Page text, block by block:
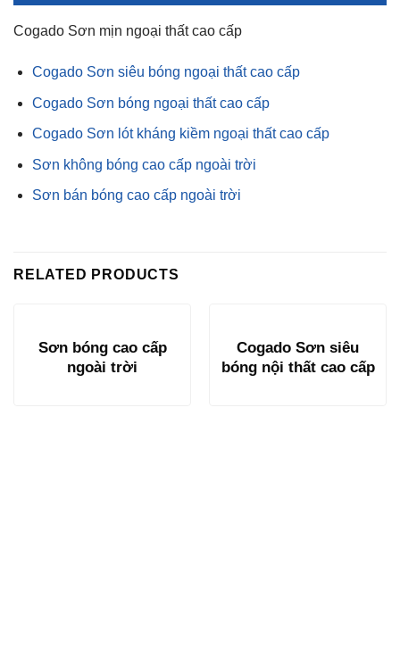
Cogado Sơn mịn ngoại thất cao cấp
Cogado Sơn siêu bóng ngoại thất cao cấp
Cogado Sơn bóng ngoại thất cao cấp
Cogado Sơn lót kháng kiềm ngoại thất cao cấp
Sơn không bóng cao cấp ngoài trời
Sơn bán bóng cao cấp ngoài trời
RELATED PRODUCTS
Sơn bóng cao cấp
ngoài trời
Cogado Sơn siêu
bóng nội thất cao cấp